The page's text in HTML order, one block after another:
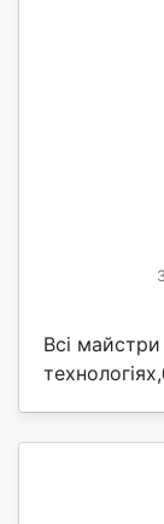
Всі